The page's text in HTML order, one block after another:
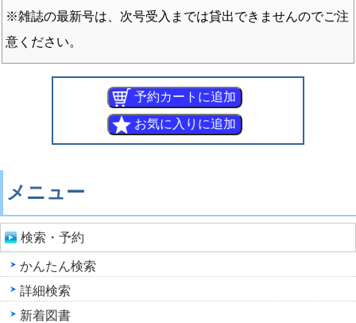
※雑誌の最新号は、次号受入までは貸出できませんのでご注
意ください。
メニュー
検索・予約
かんたん検索
詳細検索
新着図書